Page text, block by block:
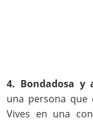
4. Bondadosa y
una persona que
Vives en una